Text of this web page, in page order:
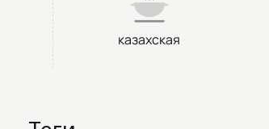
казахская